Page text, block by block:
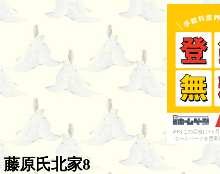
[PR] この広告は3ヶ
ホームページを更
藤原氏北家8